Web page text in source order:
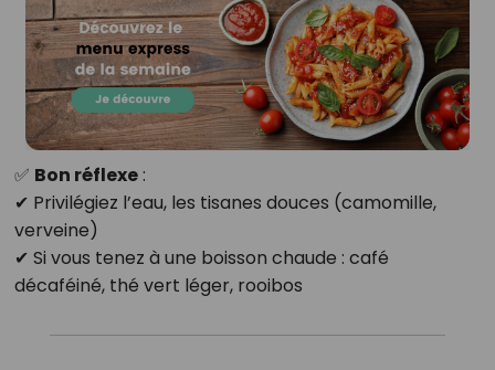
✅ Bon réflexe:
✔ Privilégiez l’eau, les tisanes douces (camomille,
verveine)
✔ Si vous tenez à une boisson chaude : café
décaféiné, thé vert léger, rooibos